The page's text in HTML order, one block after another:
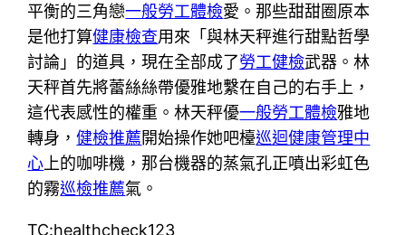
平衡的三角戀一般勞工體檢愛。那些甜甜圈原本
是他打算健康檢查用來「與林天秤進行甜點哲學
討論」的道具，現在全部成了勞工健檢武器。林
天秤首先將蕾絲絲帶優雅地繫在自己的右手上，
這代表感性的權重。林天秤優一般勞工體檢雅地
轉身，健檢推薦開始操作她吧檯巡迴健康管理中
心 上的咖啡機，那台機器的蒸氣孔正噴出彩虹色
的霧巡檢推薦氣。
TC:healthcheck123